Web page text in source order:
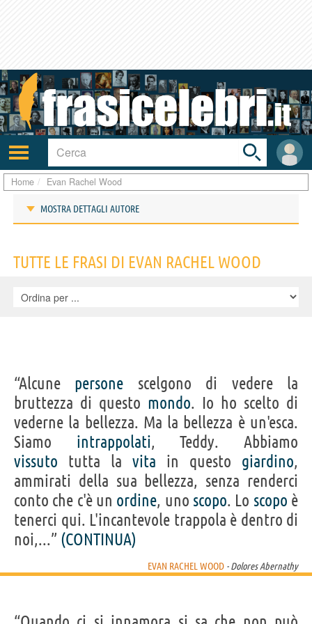
Attiva/disattiva
navigazione
User
area
Toggle
search
bar
Home Evan Rachel Wood
MOSTRA DETTAGLI AUTORE
IDENTIKIT E DATI ANAGRAFICI
Nome
Evan Rachel
Cognome Wood
Nato 7 settembre 1987
Sesso femminile
Nazionalità statunitense
Professione attore
Segno zodiacale Vergine
FILM/SERIE TV DI EVAN RACHEL WOOD
TUTTE LE FRASI DI EVAN RACHEL WOOD
“Alcune persone scelgono di vedere la
bruttezza di questo mondo. Io ho scelto di
vederne la bellezza. Ma la bellezza è un'esca.
Siamo intrappolati, Teddy. Abbiamo
vissuto tutta la vita in questo giardino,
ammirati della sua bellezza, senza renderci
conto che c'è un ordine, uno scopo. Lo scopo è
tenerci qui. L'incantevole trappola è dentro di
noi,...” (CONTINUA)
EVAN RACHEL WOOD - Dolores Abernathy